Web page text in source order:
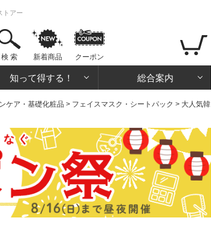
トアー
検 索 新着商品 クーポン
知って得する！ 総合案内
ケア・基礎化粧品 > フェイスマスク・シートパック > 大人気韓